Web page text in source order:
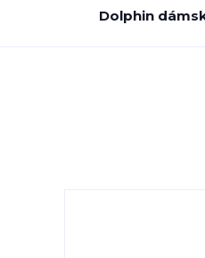
Dolphin